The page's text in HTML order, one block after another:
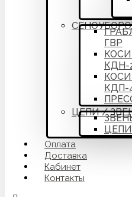
ГВР
КДН-
КДП-
ЦЕПИ /
ЦЕПИ
Оплата
Доставка
Кабинет
Контакты